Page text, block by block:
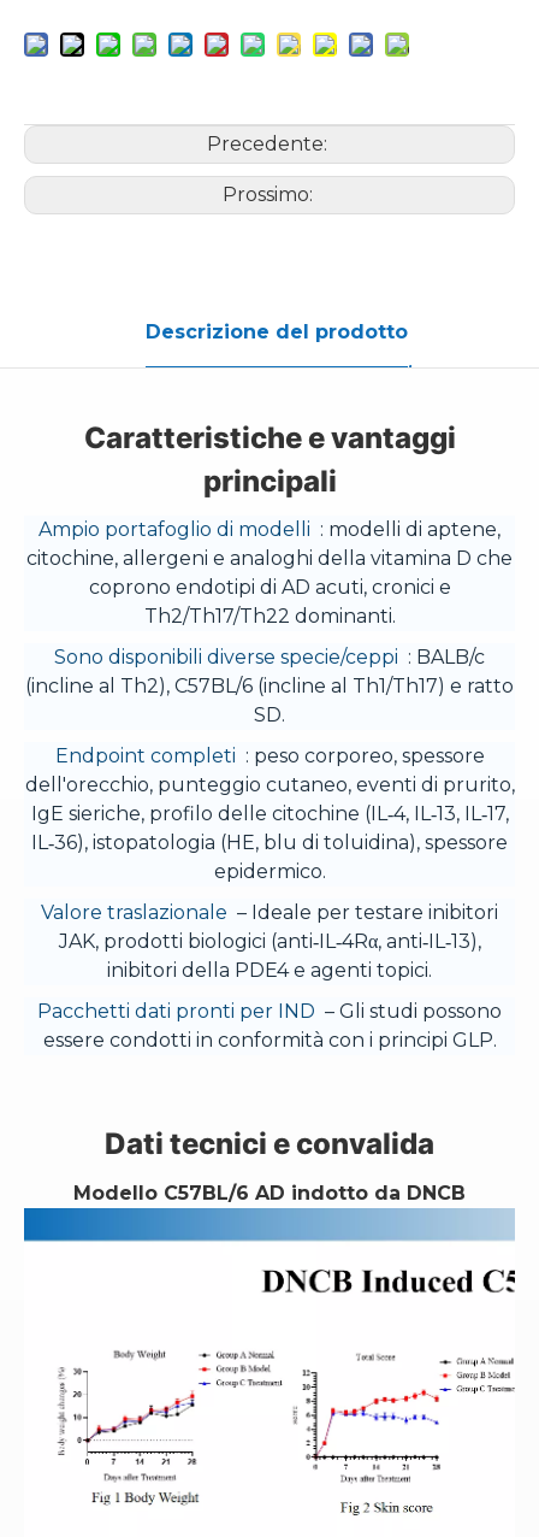
Precedente:
Prossimo:
Descrizione del prodotto
Caratteristiche e vantaggi
principali
Ampio portafoglio di modelli : modelli di aptene,
citochine, allergeni e analoghi della vitamina D che
coprono endotipi di AD acuti, cronici e
Th2/Th17/Th22 dominanti.
Sono disponibili diverse specie/ceppi : BALB/c
(incline al Th2), C57BL/6 (incline al Th1/Th17) e ratto
SD.
Endpoint completi : peso corporeo, spessore
dell'orecchio, punteggio cutaneo, eventi di prurito,
IgE sieriche, profilo delle citochine (IL‑4, IL‑13, IL‑17,
IL‑36), istopatologia (HE, blu di toluidina), spessore
epidermico.
Valore traslazionale – Ideale per testare inibitori
JAK, prodotti biologici (anti‑IL‑4Rα, anti‑IL‑13),
inibitori della PDE4 e agenti topici.
Pacchetti dati pronti per IND – Gli studi possono
essere condotti in conformità con i principi GLP.
Dati tecnici e convalida
Modello C57BL/6 AD indotto da DNCB